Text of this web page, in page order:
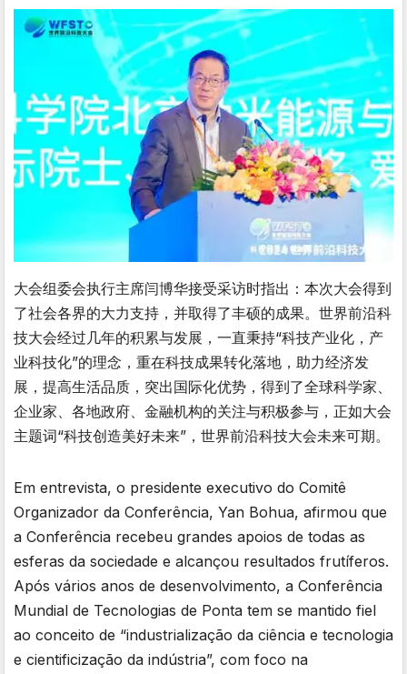
大会组委会执行主席闫博华接受采访时指出：本次大会得到
了社会各界的大力支持，并取得了丰硕的成果。世界前沿科
技大会经过几年的积累与发展，一直秉持“科技产业化，产
业科技化”的理念，重在科技成果转化落地，助力经济发
展，提高生活品质，突出国际化优势，得到了全球科学家、
企业家、各地政府、金融机构的关注与积极参与，正如大会
主题词“科技创造美好未来”，世界前沿科技大会未来可期。
Em entrevista, o presidente executivo do Comitê
Organizador da Conferência, Yan Bohua, afirmou que
a Conferência recebeu grandes apoios de todas as
esferas da sociedade e alcançou resultados frutíferos.
Após vários anos de desenvolvimento, a Conferência
Mundial de Tecnologias de Ponta tem se mantido fiel
ao conceito de “industrialização da ciência e tecnologia
e cientificização da indústria”, com foco na